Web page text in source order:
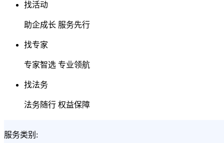
找活动
助企成长 服务先行
找专家
专家智选 专业领航
找法务
法务随行 权益保障
服务类别: